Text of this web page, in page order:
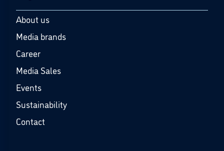
About us
Media brands
Career
Media Sales
Events
Sustainability
Contact